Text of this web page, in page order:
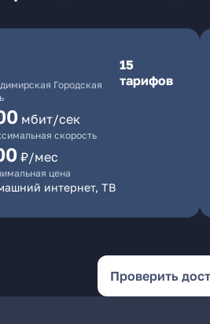
Городская
15
тарифов
мбит/сек
скорость
₽/мес
цена
интернет, ТВ
Проверить